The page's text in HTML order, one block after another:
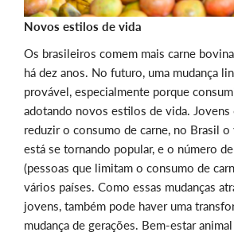
Novos estilos de vida
Os brasileiros comem mais carne
há dez anos. No futuro, uma mudança
provável, especialmente porque
adotando novos estilos de vida. Jovens
reduzir o consumo de carne, no Brasil
está se tornando popular, e o número
(pessoas que limitam o consumo de
vários países. Como essas mudanças
jovens, também pode haver uma
mudança de gerações. Bem-estar